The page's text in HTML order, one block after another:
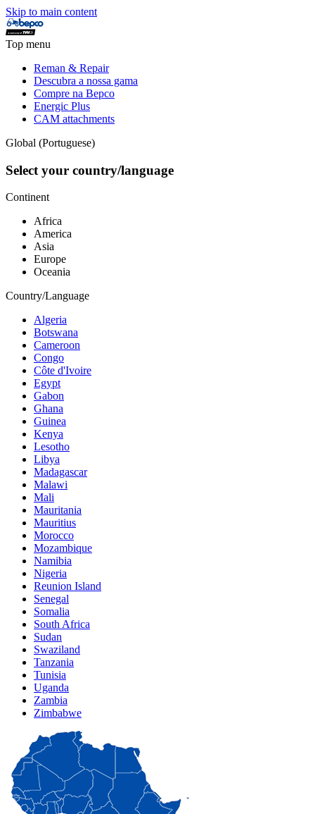
Skip to main content
Top menu
Reman & Repair
Descubra a nossa gama
Compre na Bepco
Energic Plus
CAM attachments
Global (Portuguese)
Select your country/language
Continent
Africa
America
Asia
Europe
Oceania
Country/Language
Algeria
Botswana
Cameroon
Congo
Côte d'Ivoire
Egypt
Gabon
Ghana
Guinea
Kenya
Lesotho
Libya
Madagascar
Malawi
Mali
Mauritania
Mauritius
Morocco
Mozambique
Namibia
Nigeria
Reunion Island
Senegal
Somalia
South Africa
Sudan
Swaziland
Tanzania
Tunisia
Uganda
Zambia
Zimbabwe